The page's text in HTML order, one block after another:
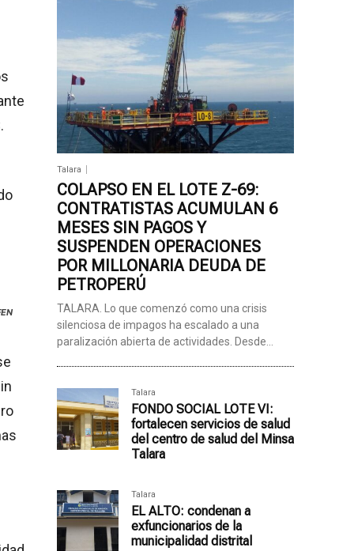
Talara
COLAPSO EN EL LOTE Z-69:
CONTRATISTAS ACUMULAN 6
MESES SIN PAGOS Y
SUSPENDEN OPERACIONES
POR MILLONARIA DEUDA DE
PETROPERÚ
TALARA. Lo que comenzó como una crisis
silenciosa de impagos ha escalado a una
paralización abierta de actividades. Desde...
Talara
FONDO SOCIAL LOTE VI:
fortalecen servicios de salud
del centro de salud del Minsa
Talara
Talara
EL ALTO: condenan a
exfuncionarios de la
municipalidad distrital